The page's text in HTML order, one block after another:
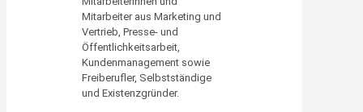
Mitarbeiter aus Marketing und
Vertrieb, Presse- und
Öffentlichkeitsarbeit,
Kundenmanagement sowie
Freiberufler, Selbstständige
und Existenzgründer.